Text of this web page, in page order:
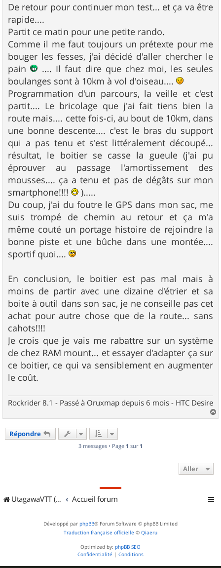
s
s
a
g
e
De retour pour continuer mon test... et ça va être
rapide....
Partit ce matin pour une petite rando.
Comme il me faut toujours un prétexte pour me
bouger les fesses, j'ai décidé d'aller chercher le
pain
.... Il faut dire que chez moi, les seules
boulanges sont à 10km à vol d'oiseau....
Programmation d'un parcours, la veille et c'est
partit.... Le bricolage que j'ai fait tiens bien la
route mais.... cette fois-ci, au bout de 10km, dans
une bonne descente.... c'est le bras du support
qui a pas tenu et s'est littéralement découpé...
résultat, le boitier se casse la gueule (j'ai pu
éprouver au passage l'amortissement des
mousses.... ça a tenu et pas de dégâts sur mon
smartphone!!!!
).....
Du coup, j'ai du foutre le GPS dans mon sac, me
suis trompé de chemin au retour et ça m'a
même couté un portage histoire de rejoindre la
bonne piste et une bûche dans une montée....
sportif quoi....
En conclusion, le boitier est pas mal mais à
moins de partir avec une dizaine d'étrier et sa
boite à outil dans son sac, je ne conseille pas cet
achat pour autre chose que de la route... sans
cahots!!!!
Je crois que je vais me rabattre sur un système
de chez RAM mount... et essayer d'adapter ça sur
ce boitier, ce qui va sensiblement en augmenter
le coût.
Rockrider 8.1 - Passé à Oruxmap depuis 6 mois - HTC Desire
a
Répondre
3 messages • Page 1 sur 1
Aller
UtagawaVTT (Randos VTT et VTTAE avec traces GPS) Accueil forum
Développé par phpBB® Forum Software © phpBB Limited
Traduction française officielle © Qiaeru
Optimized by: phpBB SEO
Confidentialité | Conditions